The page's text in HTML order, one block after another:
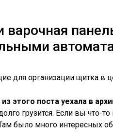
варочная
для организации щитка в
этого поста уехала в
грузится. Если вы что-
было много интересных